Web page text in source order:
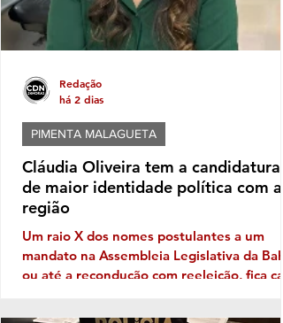
Cláudia Oliveira tem a candidatura
de maior identidade política com a
região
Um raio X dos nomes postulantes a um
mandato na Assembleia Legislativa da
ou até a recondução com reeleição, fica
Identidade com o eleitor de cada região.
PIMENTA MALAGUETA
Redação
há 2 dias